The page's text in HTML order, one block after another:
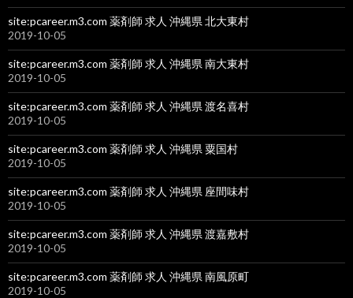
site:pcareer.m3.com 薬剤師 求人 沖縄県 北大東村
2019-10-05
site:pcareer.m3.com 薬剤師 求人 沖縄県 南大東村
2019-10-05
site:pcareer.m3.com 薬剤師 求人 沖縄県 渡名喜村
2019-10-05
site:pcareer.m3.com 薬剤師 求人 沖縄県 粟国村
2019-10-05
site:pcareer.m3.com 薬剤師 求人 沖縄県 座間味村
2019-10-05
site:pcareer.m3.com 薬剤師 求人 沖縄県 渡嘉敷村
2019-10-05
site:pcareer.m3.com 薬剤師 求人 沖縄県 南風原町
2019-10-05